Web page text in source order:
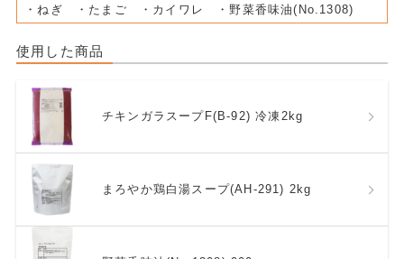
・ねぎ ・たまご ・カイワレ ・野菜香味油(No.1308)
使用した商品
チキンガラスープF(B-92) 冷凍2kg
まろやか鶏白湯スープ(AH-291) 2kg